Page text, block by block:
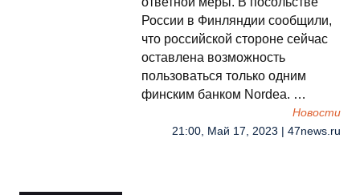
России в Финляндии сообщили,
что российской стороне сейчас
оставлена возможность
пользоваться только одним
финским банком Nordea. …
Новости
21:00, Май 17, 2023 | 47news.ru